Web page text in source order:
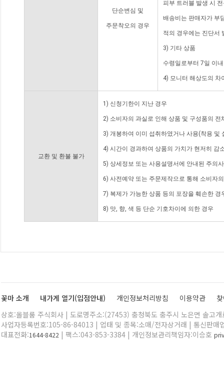
단순변심 및
주문착오의 경우
피부 트러블 발생 시
배송비는 판매자가 부
적의 경우에는 진단서
3) 기타 상품
수령일로부터 7일 이
4) 모니터 해상도의 차
교환 및 환불 불가
1) 신청기한이 지난 경우
2) 소비자의 과실로 인해 상품 및 구성품의
3) 개봉하여 이미 섭취하였거나 사용(착용 및
4) 시간이 경과하여 상품의 가치가 현저히 감
5) 상세정보 또는 사용설명서에 안내된 주의
6) 사전예약 또는 주문제작으로 통해 소비자
7) 복제가 가능한 상품 등의 포장을 훼손한 경
8) 맛, 향, 색 등 단순 기호차이에 의한 경우
꽃마 소개 내가게 열기(입점안내) 개인정보처리방침 이용약관
상호:올블룸 주식회사 | 도로명주소:(27453) 충청북도 충주시 노은면 솔고
사업자등록번호:105-86-84013 | 업태 및 종목:소매/전자상거래 | 통신판매
대표전화:1644-8422 | 팩스:043-853-3384 | 개인정보관리책임자:이승호